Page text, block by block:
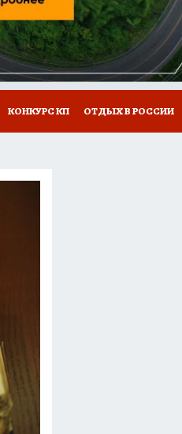
КОНКУРС КП ОТДЫХ В РОССИИ